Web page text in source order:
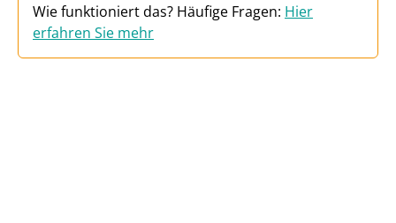
Wie funktioniert das? Häufige Fragen: Hier
erfahren Sie mehr